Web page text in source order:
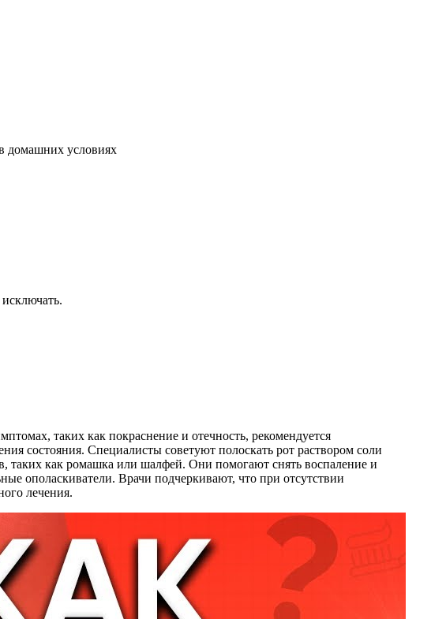
таких как покраснение и отечность, рекомендуется
состояния. Специалисты советуют полоскать рот раствором соли
таких как ромашка или шалфей. Они помогают снять воспаление и
ополаскиватели. Врачи подчеркивают, что при отсутствии
лечения.